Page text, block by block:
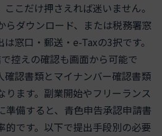
こだけ押さえれば迷いません。
らダウンロード、または税務署窓
窓口・郵送・e-Taxの3択です。
控えの確認も画面から可能で
確認書類とマイナンバー確認書類
ります。副業開始やフリーランス
準備すると、青色申告承認申請書
的です。以下で提出手段別の必要